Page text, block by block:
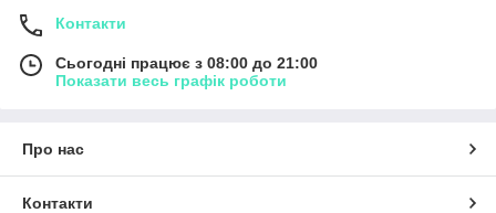
Контакти
Сьогодні працює з 08:00 до 21:00
Показати весь графік роботи
Про нас
Контакти